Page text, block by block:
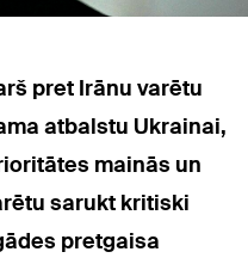
pret Irānu varētu
atbalstu Ukrainai,
mainās un
sarukt kritiski
pretgaisa